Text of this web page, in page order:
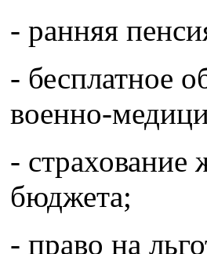
- ранняя
- бесплатное
военно-
- страхование
бюджета;
- право на